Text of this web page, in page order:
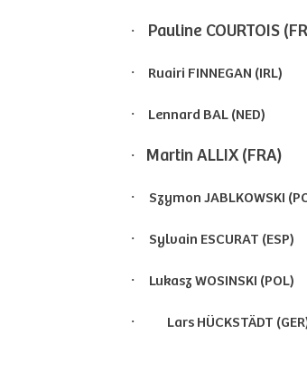
· Pauline COURTOIS
· Ruairi FINNEGAN (IRL)
· Lennard BAL (NED)
· Martin ALLIX (FRA)
· Szymon JABLKOWSKI
· Sylvain ESCURAT (ESP)
· Lukasz WOSINSKI (POL)
· Lars HÜCKSTÄDT